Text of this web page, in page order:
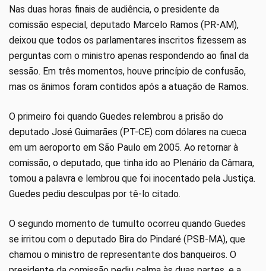
Nas duas horas finais de audiência, o presidente da
comissão especial, deputado Marcelo Ramos (PR-AM),
deixou que todos os parlamentares inscritos fizessem as
perguntas com o ministro apenas respondendo ao final da
sessão. Em três momentos, houve princípio de confusão,
mas os ânimos foram contidos após a atuação de Ramos.
O primeiro foi quando Guedes relembrou a prisão do
deputado José Guimarães (PT-CE) com dólares na cueca
em um aeroporto em São Paulo em 2005. Ao retornar à
comissão, o deputado, que tinha ido ao Plenário da Câmara,
tomou a palavra e lembrou que foi inocentado pela Justiça.
Guedes pediu desculpas por tê-lo citado.
O segundo momento de tumulto ocorreu quando Guedes
se irritou com o deputado Bira do Pindaré (PSB-MA), que
chamou o ministro de representante dos banqueiros. O